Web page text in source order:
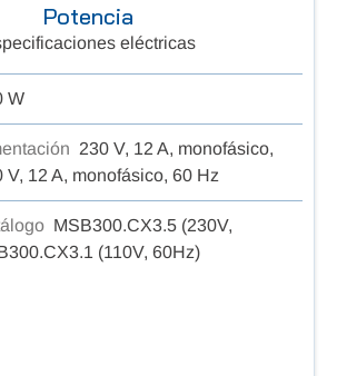
Potencia
eléctricas
W
230 V, 12 A, monofásico,
V, 12 A, monofásico, 60 Hz
MSB300.CX3.5 (230V,
(110V, 60Hz)